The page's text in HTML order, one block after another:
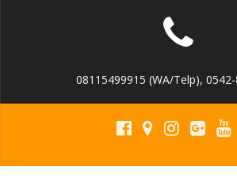
08115499915 (WA/Telp),